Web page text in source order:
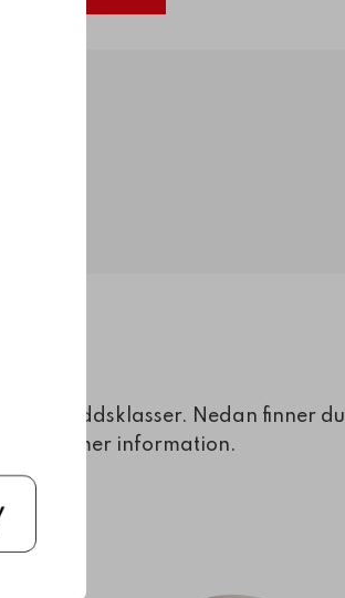
skyddsklasser. Nedan finner du
för mer information.